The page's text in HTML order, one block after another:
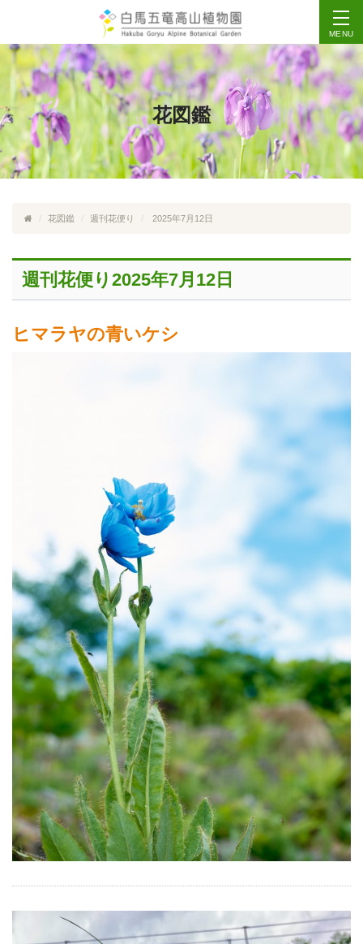
MENU
花図鑑
花図鑑 週刊花便り 2025年7月12日
週刊花便り2025年7月12日
ヒマラヤの青いケシ